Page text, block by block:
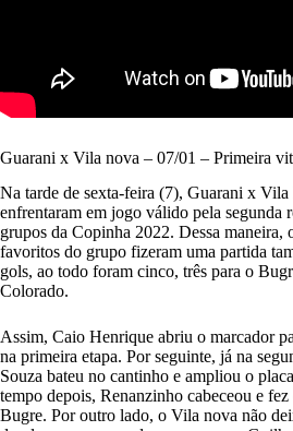
Guarani x Vila nova – 07/01 – Primeira
Na tarde de sexta-feira (7), Guarani x Vila
enfrentaram em jogo válido pela segunda
grupos da Copinha 2022. Dessa maneira,
favoritos do grupo fizeram uma partida
gols, ao todo foram cinco, três para o
Colorado.
Assim, Caio Henrique abriu o marcador
na primeira etapa. Por seguinte, já na
Souza bateu no cantinho e ampliou o
tempo depois, Renanzinho cabeceou e
Bugre. Por outro lado, o Vila nova não